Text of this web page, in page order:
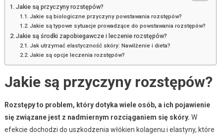
Jakie są przyczyny rozstępów?
Jakie są biologiczne przyczyny powstawania rozstępów?
Jakie są typowe sytuacje prowadzące do powstawania rozstępów?
Jakie są środki zapobiegawcze i leczenie rozstępów?
Jak utrzymać elastyczność skóry: Nawilżenie i dieta?
Jakie są opcje leczenia rozstępów?
Jakie są przyczyny rozstępów?
Rozstępy to problem, który dotyka wiele osób, a ich pojawienie
się związane jest z nadmiernym rozciąganiem się skóry. W
efekcie dochodzi do uszkodzenia włókien kolagenu i elastyny, które